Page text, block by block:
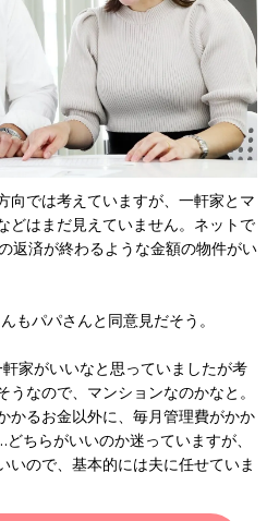
向では考えていますが、一軒家とマ
どはまだ見えていません。ネットで
返済が終わるような金額の物件がい
もパパさんと同意見だそう。
軒家がいいなと思っていましたが考
なので、マンションなのかなと。
かるお金以外に、毎月管理費がかか
ちらがいいのか迷っていますが、
いので、基本的には夫に任せていま